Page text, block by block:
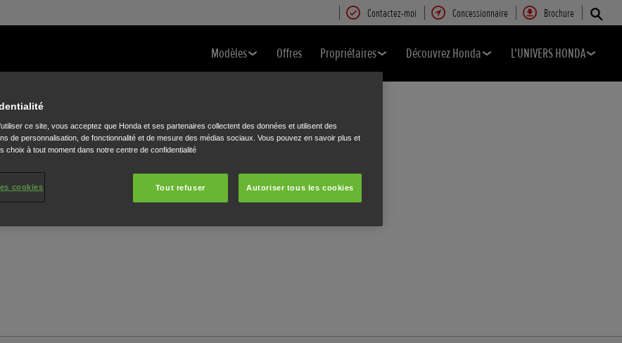
Contactez-moi Concessionnaire Brochure
Modèles Offres Propriétaires Découvrez Honda L'UNIVERS HONDA
ce site, vous acceptez que Honda et ses partenaires collectent des données et utilisent des
de personnalisation, de fonctionnalité et de mesure des médias sociaux. Vous pouvez en savoir plus et
choix à tout moment dans notre centre de confidentialité
Tout refuser Autoriser tous les cookies
cookies